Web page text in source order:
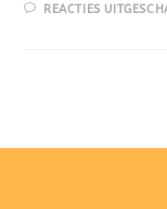
REACTIES